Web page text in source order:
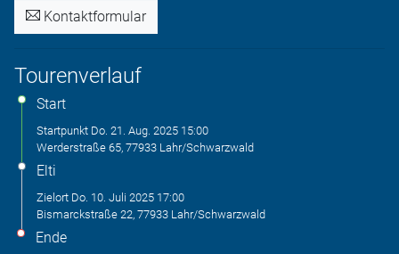
Kontaktformular
Tourenverlauf
Start
Startpunkt Do. 21. Aug. 2025 15:00
Werderstraße 65, 77933 Lahr/Schwarzwald
Elti
Zielort Do. 10. Juli 2025 17:00
Bismarckstraße 22, 77933 Lahr/Schwarzwald
Ende